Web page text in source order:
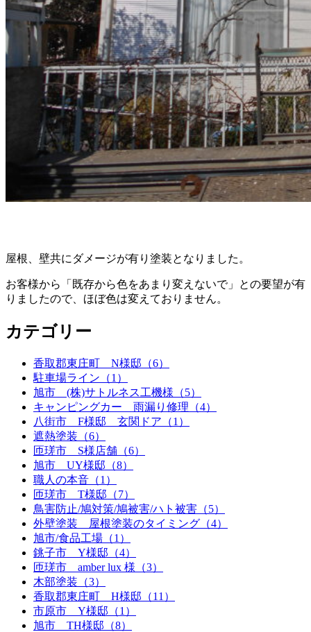
屋根、壁共にダメージが有り塗装となりました。
お客様から「既存から色をあまり変えないで」との要望が有
りましたので、ほぼ色は変えておりません。
カテゴリー
香取郡東庄町 N様邸（6）
駐車場ライン（1）
旭市 (株)サトルネス工機様（5）
キャンピングカー 雨漏り修理（4）
八街市 F様邸 玄関ドア（1）
遮熱塗装（6）
匝瑳市 S様店舗（6）
旭市 UY様邸（8）
職人の本音（1）
匝瑳市 T様邸（7）
鳥害防止/鳩対策/鳩被害/ハト被害（5）
外壁塗装 屋根塗装のタイミング（4）
旭市/食品工場（1）
銚子市 Y様邸（4）
匝瑳市 amber lux 様（3）
木部塗装（3）
香取郡東庄町 H様邸（11）
市原市 Y様邸（1）
旭市 TH様邸（8）